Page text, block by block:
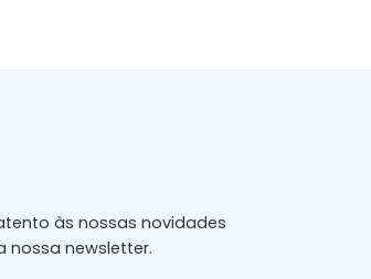
às nossas novidades
nossa newsletter.